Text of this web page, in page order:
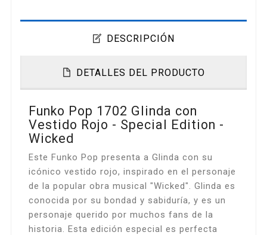
DESCRIPCIÓN
DETALLES DEL PRODUCTO
Funko Pop 1702 Glinda con
Vestido Rojo - Special Edition -
Wicked
Este Funko Pop presenta a Glinda con su
icónico vestido rojo, inspirado en el personaje
de la popular obra musical "Wicked". Glinda es
conocida por su bondad y sabiduría, y es un
personaje querido por muchos fans de la
historia. Esta edición especial es perfecta